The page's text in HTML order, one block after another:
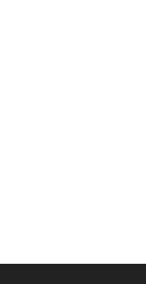
سامانه مدیریت